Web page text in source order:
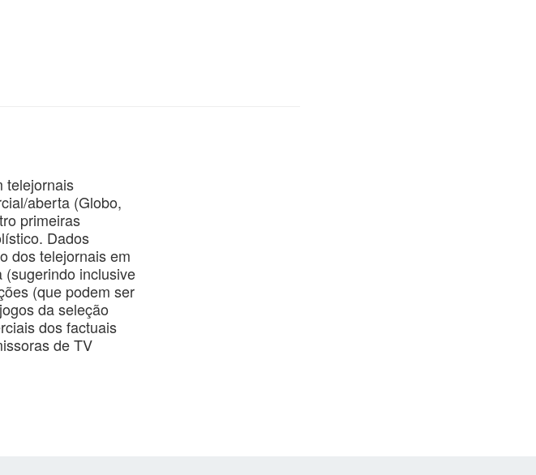
telejornais
aberta (Globo,
primeiras
Dados
dos telejornais em
(sugerindo inclusive
(que podem ser
da seleção
dos factuais
de TV